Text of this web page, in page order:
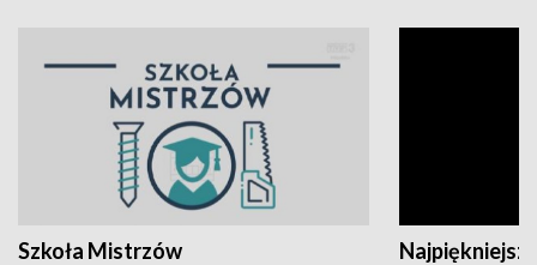
Szkoła Mistrzów